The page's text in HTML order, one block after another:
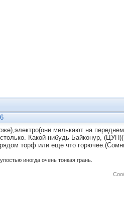
6
мелькают на
Какой-нибудь Байконур,
торф или еще что
иногда очень тонкая грань.